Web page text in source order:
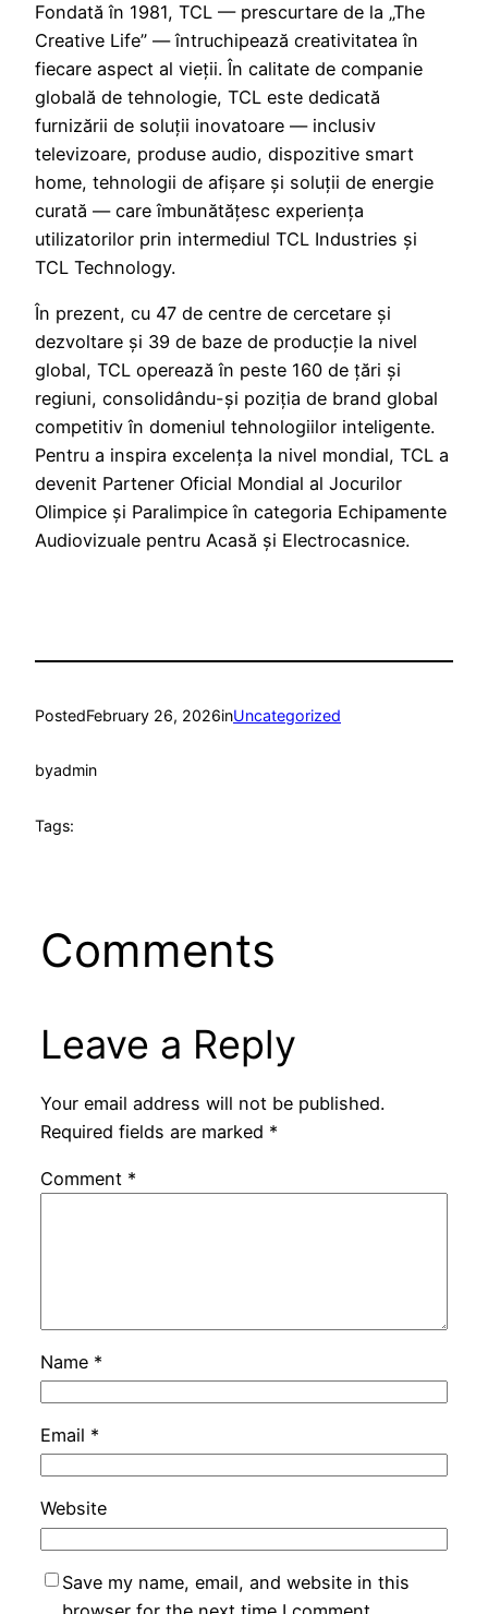
Fondată în 1981, TCL — prescurtare de la „The
Creative Life” — întruchipează creativitatea în
fiecare aspect al vieții. În calitate de companie
globală de tehnologie, TCL este dedicată
furnizării de soluții inovatoare — inclusiv
televizoare, produse audio, dispozitive smart
home, tehnologii de afișare și soluții de energie
curată — care îmbunătățesc experiența
utilizatorilor prin intermediul TCL Industries și
TCL Technology.
În prezent, cu 47 de centre de cercetare și
dezvoltare și 39 de baze de producție la nivel
global, TCL operează în peste 160 de țări și
regiuni, consolidându-și poziția de brand global
competitiv în domeniul tehnologiilor inteligente.
Pentru a inspira excelența la nivel mondial, TCL a
devenit Partener Oficial Mondial al Jocurilor
Olimpice și Paralimpice în categoria Echipamente
Audiovizuale pentru Acasă și Electrocasnice.
PostedFebruary 26, 2026inUncategorized
byadmin
Tags:
Comments
Leave a Reply
Your email address will not be published.
Required fields are marked *
Comment *
Name *
Email *
Website
Save my name, email, and website in this